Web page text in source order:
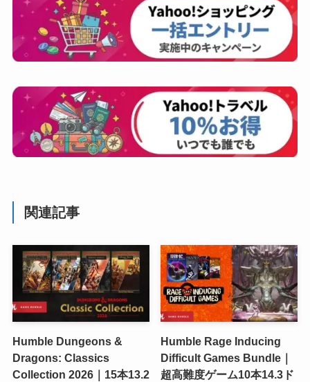
関連記事
Humble Dungeons &
Dragons: Classics
Collection 2026｜15本13.2
Humble Rage Inducing
Difficult Games Bundle｜
超高難度ゲーム10本14.3ド